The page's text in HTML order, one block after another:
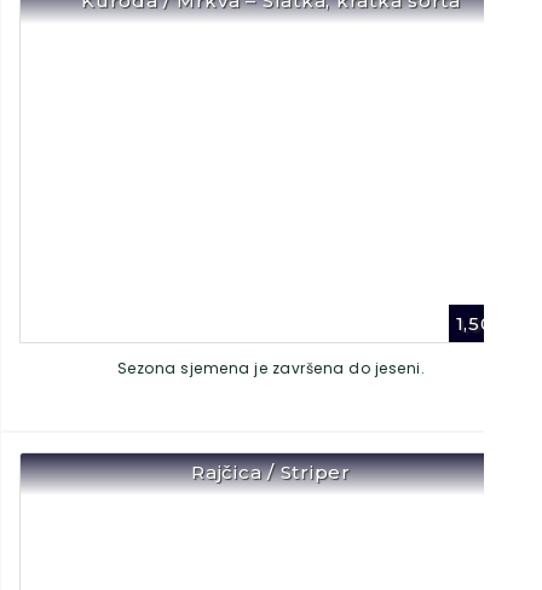
1,50
Sezona sjemena je završena do jeseni.
Rajčica / Striper